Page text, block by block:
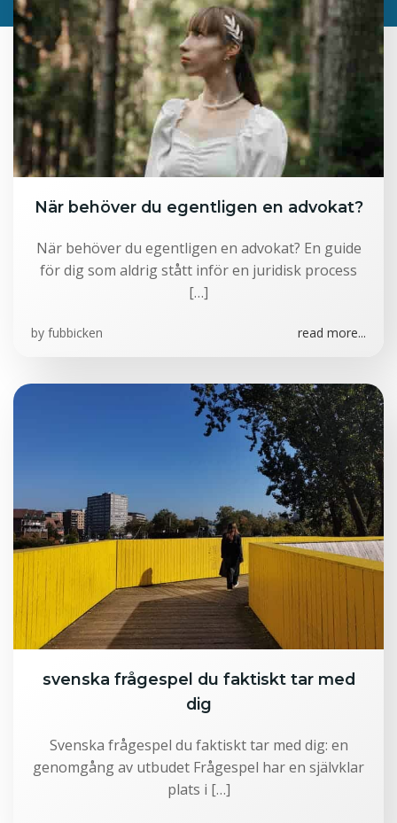
När behöver du egentligen en advokat?
När behöver du egentligen en advokat? En guide
för dig som aldrig stått inför en juridisk process
[…]
by fubbicken read more...
svenska frågespel du faktiskt tar med
dig
Svenska frågespel du faktiskt tar med dig: en
genomgång av utbudet Frågespel har en självklar
plats i […]